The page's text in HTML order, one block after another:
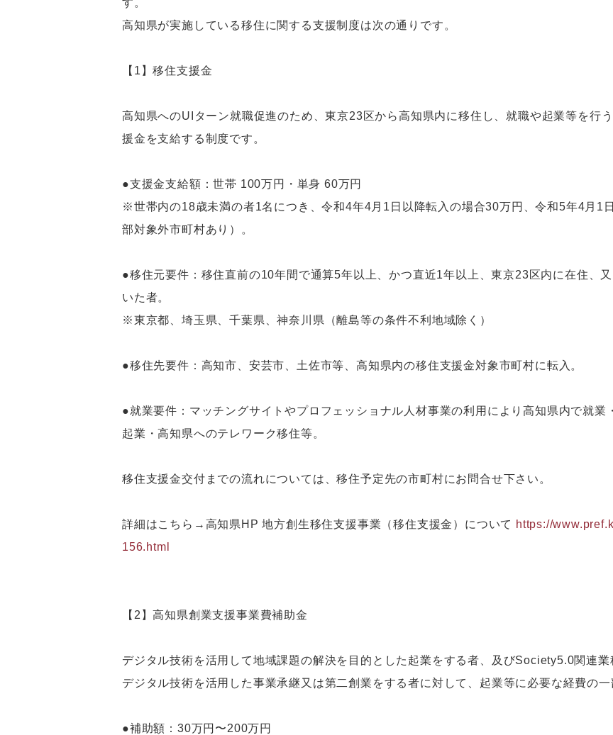
す。
高知県が実施している移住に関する支援制度は次の通りです。
【1】移住支援金
高知県へのUIターン就職促進のため、東京23区から高知県内に移住し、就職や起業等を行
援金を支給する制度です。
●支援金支給額：世帯 100万円・単身 60万円
※世帯内の18歳未満の者1名につき、令和4年4月1日以降転入の場合30万円、令和5年4月1
部対象外市町村あり）。
●移住元要件：移住直前の10年間で通算5年以上、かつ直近1年以上、東京23区内に在住、
いた者。
※東京都、埼玉県、千葉県、神奈川県（離島等の条件不利地域除く）
●移住先要件：高知市、安芸市、土佐市等、高知県内の移住支援金対象市町村に転入。
●就業要件：マッチングサイトやプロフェッショナル人材事業の利用により高知県内で就業
起業・高知県へのテレワーク移住等。
移住支援金交付までの流れについては、移住予定先の市町村にお問合せ下さい。
詳細はこちら→高知県HP 地方創生移住支援事業（移住支援金）について https://
156.html
【2】高知県創業支援事業費補助金
デジタル技術を活用して地域課題の解決を目的とした起業をする者、及びSociety5.0関連
デジタル技術を活用した事業承継又は第二創業をする者に対して、起業等に必要な経費の一
●補助額：30万円〜200万円